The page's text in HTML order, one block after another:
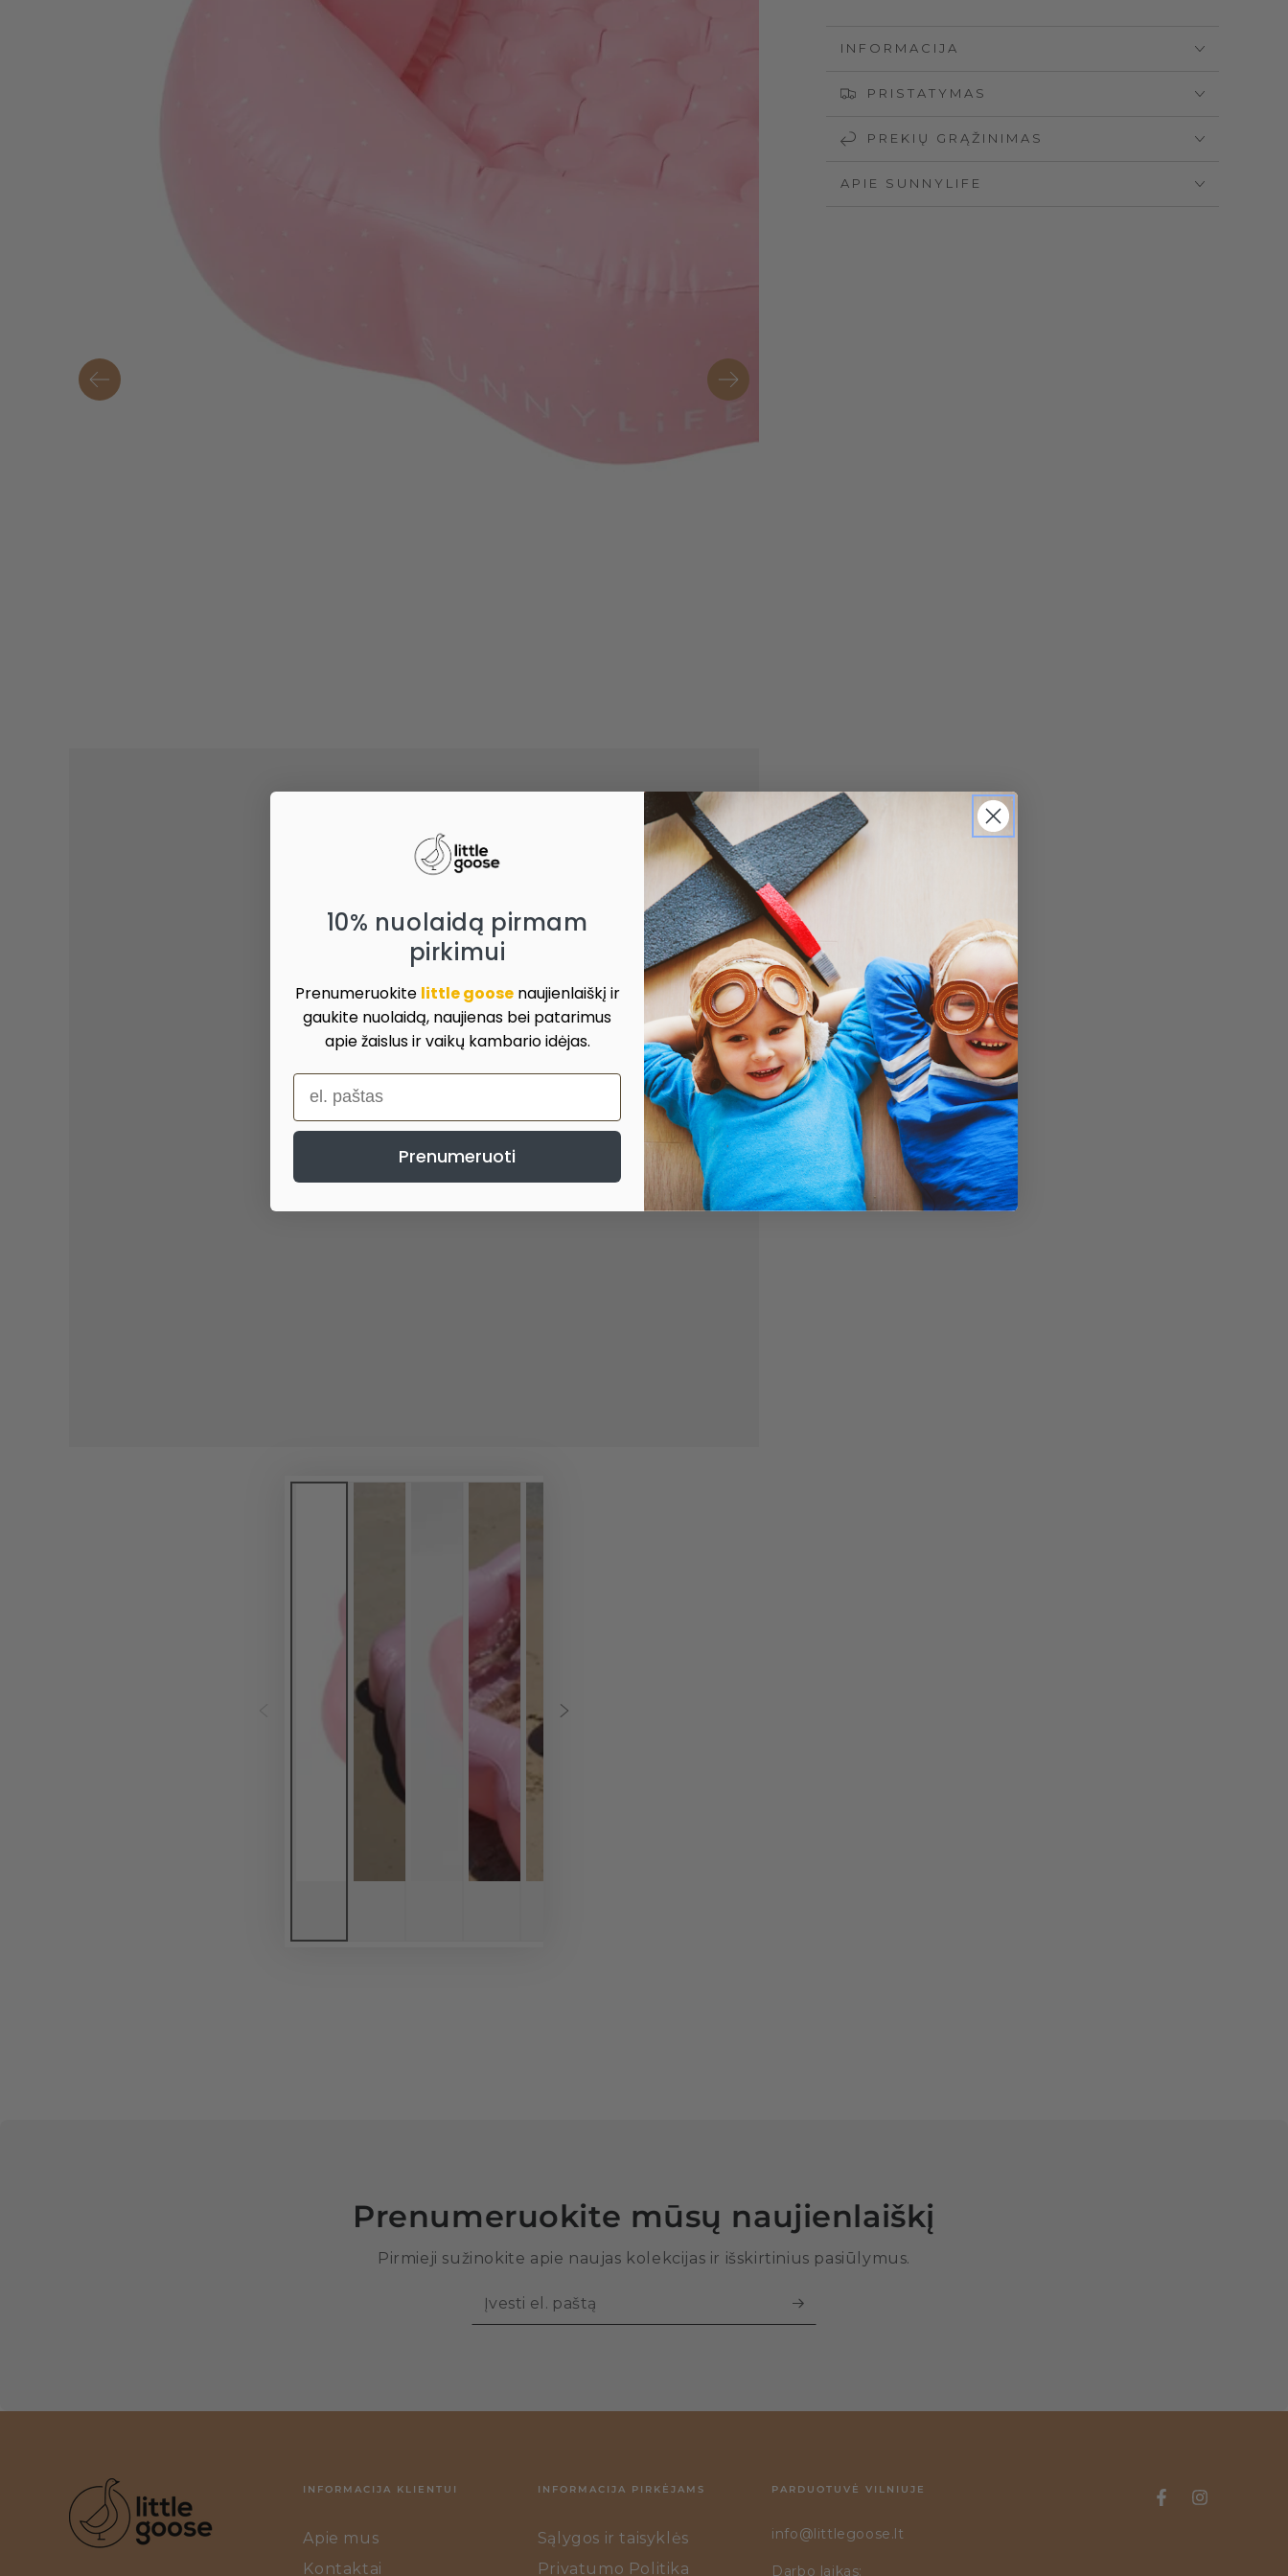
Atidarytia
INFORMACIJA
PRISTATYMAS
PREKIŲ GRĄŽINIMAS
APIE SUNNYLIFE
Prenumeruokite mūsų naujienlaiškį
Pirmieji sužinokite apie naujas kolekcijas ir išskirtinius pasiūlymus.
Įvesti
el.
INFORMACIJA KLIENTUI
Apie mus
Kontaktai
INFORMACIJA PIRKĖJAMS
Sąlygos ir taisyklės
Privatumo Politika
PARDUOTUVĖ VILNIUJE
info@littlegoose.lt
Darbo laikas:
10% nuolaidą pirmam
pirkimui
Prenumeruokite little goosenaujienlaiškį ir
gaukite nuolaidą, naujienas bei patarimus
apie žaislus ir vaikų kambario idėjas.
el. paštas
Prenumeruoti